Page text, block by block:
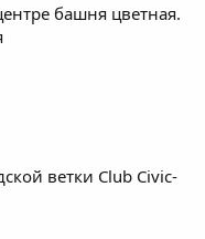
башня цветная.
ветки Club Civic-